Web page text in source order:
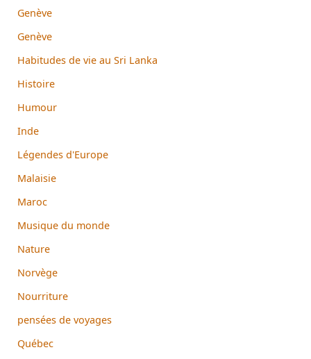
Genève
Genève
Habitudes de vie au Sri Lanka
Histoire
Humour
Inde
Légendes d'Europe
Malaisie
Maroc
Musique du monde
Nature
Norvège
Nourriture
pensées de voyages
Québec